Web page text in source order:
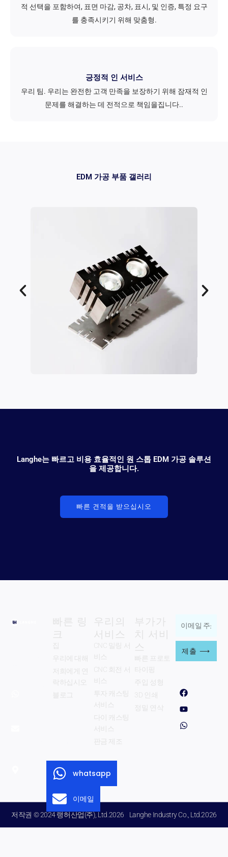
적 선택을 포함하여, 표면 마감, 공차, 표시, 및 인증, 특정 요구
를 충족시키기 위해 맞춤형.
긍정적 인 서비스
우리 팀. 우리는 완전한 고객 만족을 보장하기 위해 잠재적 인
문제를 해결하는 데 전적으로 책임을집니다..
EDM 가공 부품 갤러리
Langhe는 빠르고 비용 효율적인 원 스톱 EDM 가공 솔루션
을 제공합니다.
빠른 견적을 받으십시오
City Henan
빠른 링
크
집
우리에 대해
저희에게 연
락하십시오
블로그
우리의
서비스
CNC 밀링 서
비스
CNC 회전 서
비스
투자 캐스팅
서비스
다이 캐스팅
서비스
판금 제조
부가가
치 서비
스
빠른 프로토
타이핑
주입 성형
3D 인쇄
정밀 연삭
일
주
를
하
제출 ⟶
페
이
스
북
Y
o
u
T
u
b
w
h
a
t
s
a
저작권 © 2024 랭허산업(주), Ltd.2026 Langhe Industry Co., Ltd.2026
whatsapp
이메일